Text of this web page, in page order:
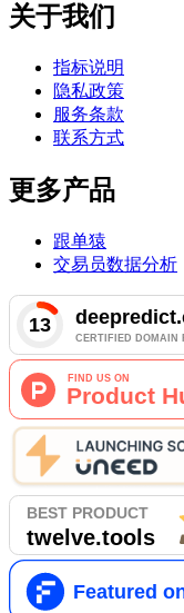
关于我们
指标说明
隐私政策
服务条款
联系方式
更多产品
跟单猿
交易员数据分析